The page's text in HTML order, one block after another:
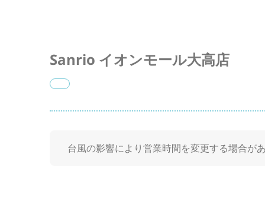
Sanrio イオンモール大高店
台風の影響により営業時間を変更する場合が